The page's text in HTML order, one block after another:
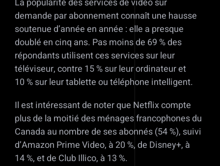
La popularité des services de vidéo sur
demande par abonnement connaît une hausse
soutenue d’année en année : elle a presque
doublé en cinq ans. Pas moins de 69 % des
répondants utilisent ces services sur leur
téléviseur, contre 15 % sur leur ordinateur et
10 % sur leur tablette ou téléphone intelligent.
Il est intéressant de noter que Netflix compte
plus de la moitié des ménages francophones du
Canada au nombre de ses abonnés (54 %), suivi
d’Amazon Prime Video, à 20 %, de Disney+, à
14 %, et de Club Illico, à 13 %.